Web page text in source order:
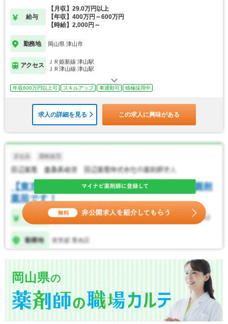
給与
【月収】29.0万円以上
【年収】400万円～600万円
【時給】2,000円～
勤務地 岡山県 津山市
アクセス
ＪＲ姫新線 津山駅
ＪＲ津山線 津山駅
年収600万円以上可 スキルアップ 車通勤可 積極採用中
求人の詳細を見る この求人に興味がある
岡山県の